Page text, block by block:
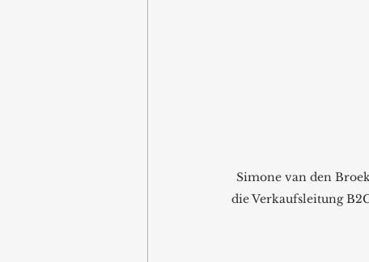
Simone van den
die Verkaufsleitung